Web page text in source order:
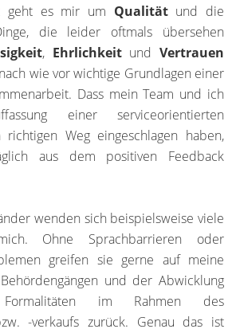
geht es mir um Qualität und die
die leider oftmals übersehen
, Ehrlichkeit und Vertrauen
wie vor wichtige Grundlagen einer
Dass mein Team und ich
einer serviceorientierten
richtigen Weg eingeschlagen haben,
aus dem positiven Feedback
wenden sich beispielsweise viele
Ohne Sprachbarrieren oder
greifen sie gerne auf meine
und der Abwicklung
Formalitäten im Rahmen des
-verkaufs zurück. Genau das ist